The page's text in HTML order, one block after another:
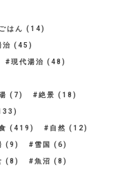
はん (14)
治 (45)
現代湯治 (48)
(7) 絶景 (18)
(419) 自然 (12)
(9) 雪国 (6)
(8) 魚沼 (8)